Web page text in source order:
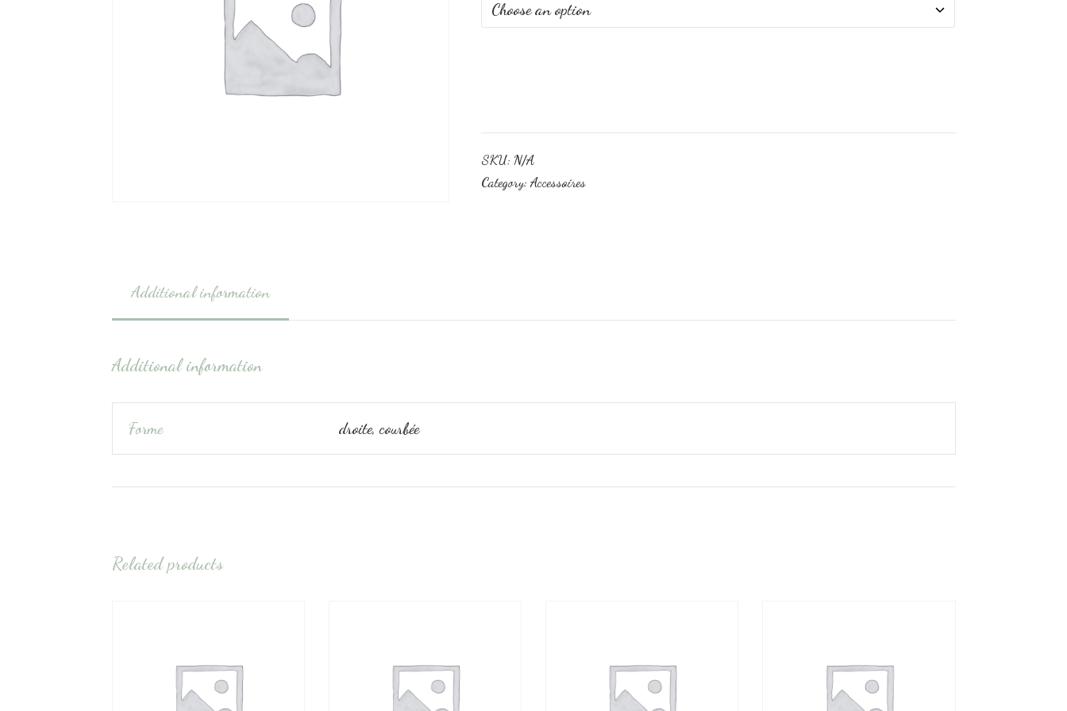
SKU: N/A
Category: Accessoires
Additional information
Additional information
Forme droite, courbée
Related products